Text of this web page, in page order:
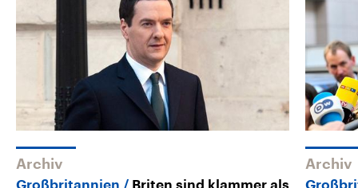
Archiv
Großbritannien
Briten sind klammer als
Archiv